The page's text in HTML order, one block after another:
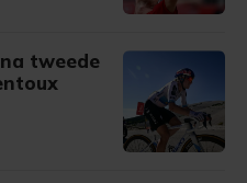
tweede